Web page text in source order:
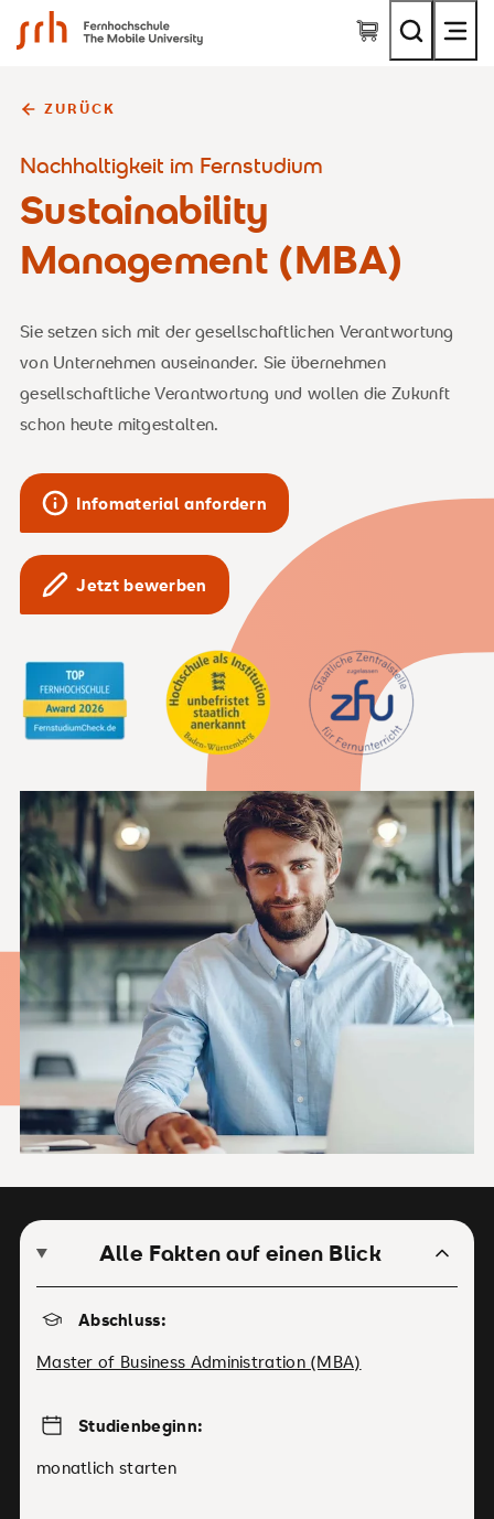
SRH Fernhochschule - The Mobile University
ZURÜCK
Nachhaltigkeit im Fernstudium
Sustainability
Management (MBA)
Sie setzen sich mit der gesellschaftlichen Verantwortung
von Unternehmen auseinander. Sie übernehmen
gesellschaftliche Verantwortung und wollen die Zukunft
schon heute mitgestalten.
Infomaterial anfordern
Jetzt bewerben
Alle Fakten auf einen Blick
Abschluss:
Master of Business Administration (MBA)
Studienbeginn:
monatlich starten